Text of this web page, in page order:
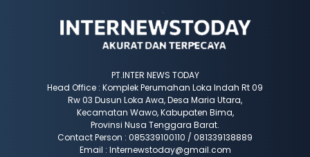
PT.INTER NEWS TODAY
Head Office : Komplek Perumahan Loka Indah Rt 09
Rw 03 Dusun Loka Awa, Desa Maria Utara,
Kecamatan Wawo, Kabupaten Bima,
Provinsi Nusa Tenggara Barat.
Contact Person : 085339100110 / 081339138889
Email : Internewstoday@gmail.com